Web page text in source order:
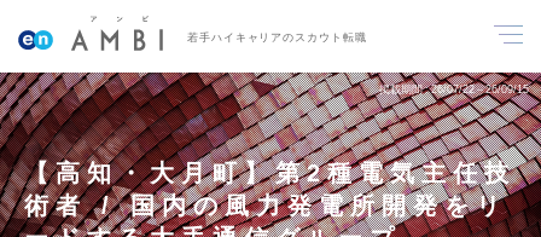
若手ハイキャリアのスカウト転職
掲載期間 26/07/22～26/09/15
【高知・大月町】第2種電気主任技
術者 / 国内の風力発電所開発をリ